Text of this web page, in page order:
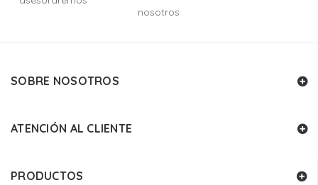
nosotros
SOBRE NOSOTROS
ATENCIÓN AL CLIENTE
PRODUCTOS